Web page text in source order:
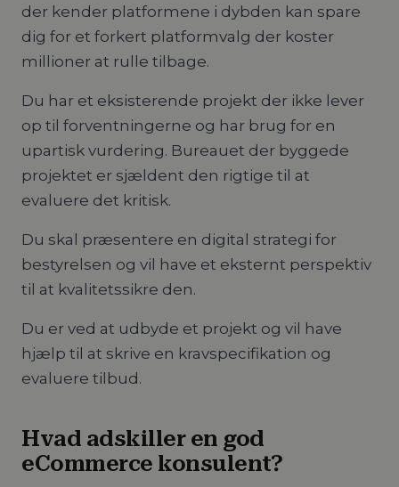
der kender platformene i dybden kan spare
dig for et forkert platformvalg der koster
millioner at rulle tilbage.
Du har et eksisterende projekt der ikke lever
op til forventningerne og har brug for en
upartisk vurdering. Bureauet der byggede
projektet er sjældent den rigtige til at
evaluere det kritisk.
Du skal præsentere en digital strategi for
bestyrelsen og vil have et eksternt perspektiv
til at kvalitetssikre den.
Du er ved at udbyde et projekt og vil have
hjælp til at skrive en kravspecifikation og
evaluere tilbud.
Hvad adskiller en god
eCommerce konsulent?